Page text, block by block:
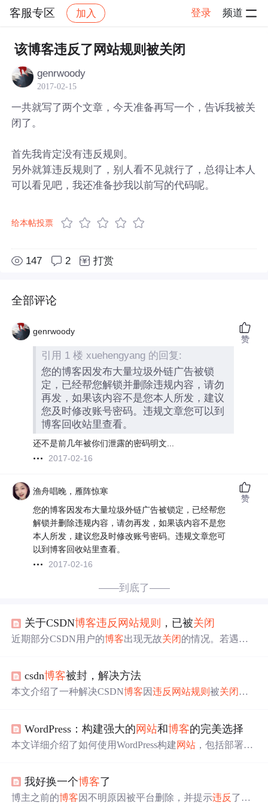
客服专区 加入 登录 频道
社区 客服专区 帖子详情
该博客违反了网站规则被关闭
genrwoody
2017-02-15
一共就写了两个文章，今天准备再写一个，告诉我被关
闭了。
首先我肯定没有违反规则。
另外就算违反规则了，别人看不见就行了，总得让本人
可以看见吧，我还准备抄我以前写的代码呢。
给本帖投票
147 2 打赏
全部评论
genrwoody
引用 1 楼 xuehengyang 的回复:
您的博客因发布大量垃圾外链广告被锁
定，已经帮您解锁并删除违规内容，请勿
再发，如果该内容不是您本人所发，建议
您及时修改账号密码。违规文章您可以到
博客回收站里查看。
还不是前几年被你们泄露的密码明文...
2017-02-16
赞
渔舟唱晚，雁阵惊寒
您的博客因发布大量垃圾外链广告被锁定，已经帮您
解锁并删除违规内容，请勿再发，如果该内容不是您
本人所发，建议您及时修改账号密码。违规文章您可
以到博客回收站里查看。
2017-02-16
赞
——到底了——
关于CSDN博客违反 网站规则 ，已被关闭
近期部分CSDN用户的博客出现无故关闭的情况。若遇到
csdn博客被封，解决方法
本文介绍了一种解决CSDN博客因违反 网站规则被关闭 的
WordPress：构建强大的 网站和博客的完美选择
本文详细介绍了如何使用WordPress构建网站 ，包括部署L
类 网站的理想选择。
我好换一个博客了
博主之前的博客因不明原因被平台删除，并提示违反 了 网